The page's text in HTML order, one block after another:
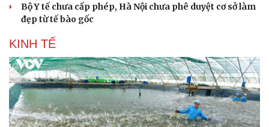
Bộ Y tế chưa cấp phép, Hà Nội chưa phê duyệt cơ sở làm
đẹp từ tế bào gốc
KINH TẾ